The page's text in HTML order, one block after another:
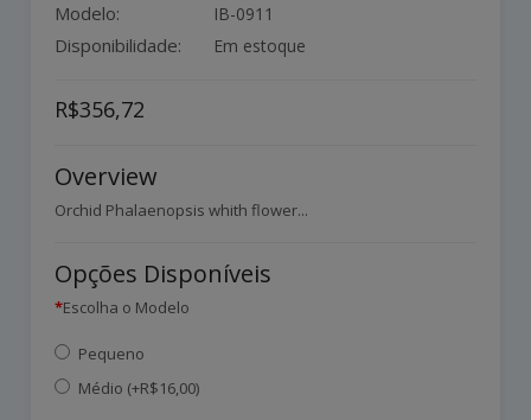
Modelo: IB-0911
Disponibilidade: Em estoque
R$356,72
Overview
Orchid Phalaenopsis whith flower...
Opções Disponíveis
Escolha o Modelo
Pequeno
Médio (+R$16,00)